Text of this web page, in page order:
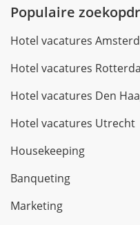
Populaire
Hotel vacatures
Hotel vacatures
Hotel vacatures Den
Hotel vacatures Utrecht
Housekeeping
Banqueting
Marketing